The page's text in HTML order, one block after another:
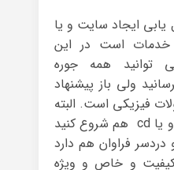
یابی ایجاد سایت و یا
خدمات است در این
توانید همه جوره
ولی باز پیشنهاد
فیزیکی است. البته
می توانید با فروش dvd و یا cd هم شروع کنید
فراوان هم دارد
و خاص و ویژه